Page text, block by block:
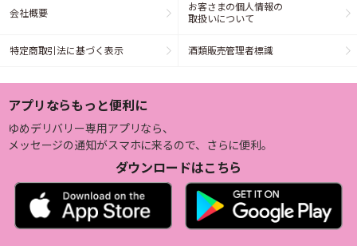
会社概要
お客さまの個人情報の
取扱いについて
特定商取引法に基づく表示 酒類販売管理者標識
アプリならもっと便利に
ゆめデリバリー専用アプリなら、
メッセージの通知がスマホに来るので、さらに便利。
ダウンロードはこちら